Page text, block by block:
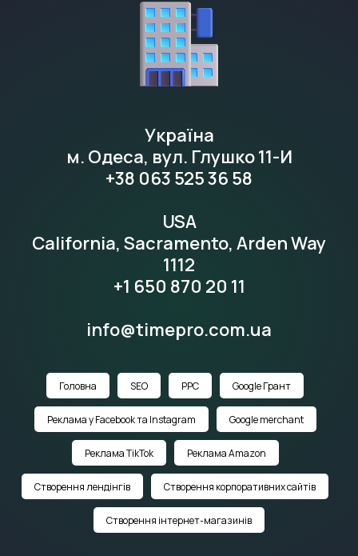
Україна
м. Одеса, вул. Глушко 11-И
+38 063 525 36 58
USA
California, Sacramento, Arden Way
1112
+1 650 870 20 11
info@timepro.com.ua
Головна SEO PPC Google Грант
Реклама у Facebook та Instagram Google merchant
Реклама TikTok Реклама Amazon
Створення лендінгів Створення корпоративних сайтів
Створення інтернет-магазинів